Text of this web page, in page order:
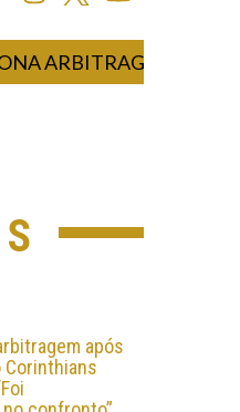
APÓS
após
Corinthians